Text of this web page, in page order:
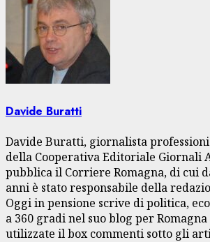
Davide Buratti
Davide Buratti, giornalista
della Cooperativa Editoriale Giornali
pubblica il Corriere Romagna, di cui
anni è stato responsabile della
Oggi in pensione scrive di politica,
a 360 gradi nel suo blog per
utilizzate il box commenti sotto gli